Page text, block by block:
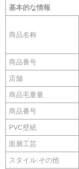
基本的な情報
商品名称
商品番号
店舗
商品毛重量
商品番号
PVC壁紙
面層工芸
スタイル:その他